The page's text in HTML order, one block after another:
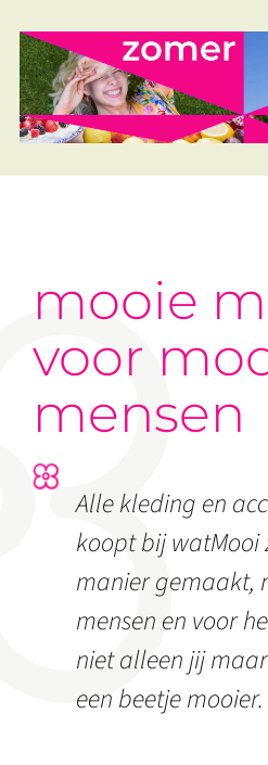
mooie
voor
mensen
Alle kleding en
koopt bij watMooi
manier gemaakt,
mensen en voor
niet alleen jij
een beetje mooier.